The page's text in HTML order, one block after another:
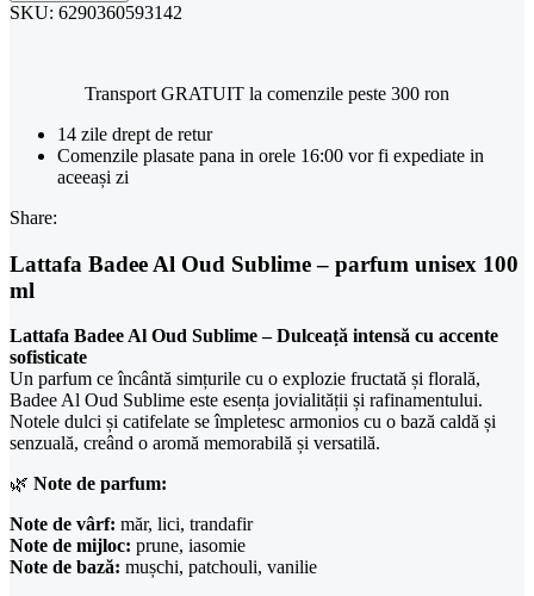
SKU: 6290360593142
Transport GRATUIT la comenzile peste 300 ron
14 zile drept de retur
Comenzile plasate pana in orele 16:00 vor fi expediate in
aceeași zi
Share:
Lattafa Badee Al Oud Sublime – parfum unisex 100
ml
Lattafa Badee Al Oud Sublime – Dulceață intensă cu accente
sofisticate
Un parfum ce încântă simțurile cu o explozie fructată și florală,
Badee Al Oud Sublime este esența jovialității și rafinamentului.
Notele dulci și catifelate se împletesc armonios cu o bază caldă și
senzuală, creând o aromă memorabilă și versatilă.
🌿 Note de parfum:
Note de vârf: măr, lici, trandafir
Note de mijloc: prune, iasomie
Note de bază: mușchi, patchouli, vanilie